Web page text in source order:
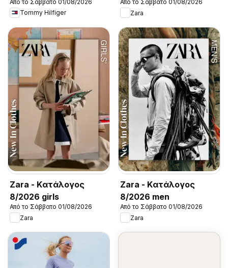
New in Men
Από το Σάββατο 01/08/2026
Tommy Hilfiger
Από το Σάββατο 01/08/2026
Zara
Zara - Kατάλογος
8/2026 girls
Από το Σάββατο 01/08/2026
Zara
Zara - Kατάλογος
8/2026 men
Από το Σάββατο 01/08/2026
Zara